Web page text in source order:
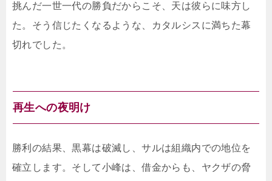
挑んだ一世一代の勝負だからこそ、天は彼らに味方し
た。そう信じたくなるような、カタルシスに満ちた幕
切れでした。
再生への夜明け
勝利の結果、黒幕は破滅し、サルは組織内での地位を
確立します。そして小峰は、借金からも、ヤクザの脅